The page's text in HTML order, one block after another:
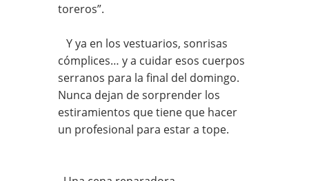
toreros”.
Y ya en los vestuarios, sonrisas
cómplices… y a cuidar esos cuerpos
serranos para la final del domingo.
Nunca dejan de sorprender los
estiramientos que tiene que hacer
un profesional para estar a tope.